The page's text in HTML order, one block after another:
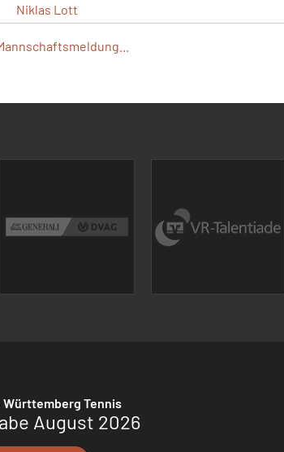
Niklas Lott
Württemberg Tennis
August 2026